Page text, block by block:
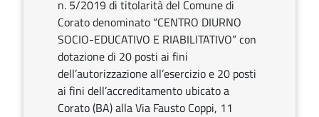
n. 5/2019 di titolarità del Comune di
Corato denominato “CENTRO DIURNO
SOCIO-EDUCATIVO E RIABILITATIVO” con
dotazione di 20 posti ai fini
dell’autorizzazione all’esercizio e 20 posti
ai fini dell’accreditamento ubicato a
Corato (BA) alla Via Fausto Coppi, 11